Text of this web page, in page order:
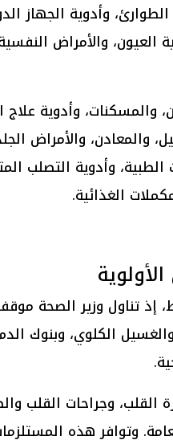
وأدوية الجهاز
والأمراض
وأدوية علاج
والمعادن، والأمراض
وأدوية التصلب
الغذائية.
إذ تناول وزير الصحة
الكلوي، وبنوك
وجراحات القلب
وتوافر هذه